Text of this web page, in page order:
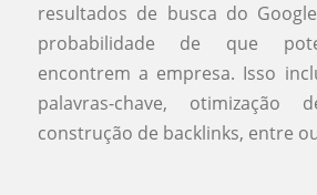
resultados de busca do
probabilidade de que
encontrem a empresa. Isso
palavras-chave,
construção de backlinks, entre